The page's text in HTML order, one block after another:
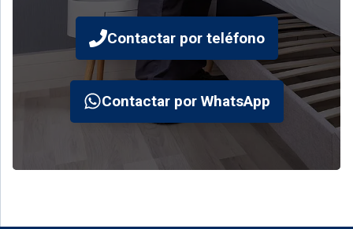
Contactar por teléfono
Contactar por WhatsApp